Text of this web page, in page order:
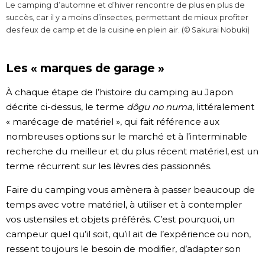
Le camping d’automne et d’hiver rencontre de plus en plus de
succès, car il y a moins d’insectes, permettant de mieux profiter
des feux de camp et de la cuisine en plein air. (© Sakurai Nobuki)
Les « marques de garage »
À chaque étape de l’histoire du camping au Japon
décrite ci-dessus, le terme dôgu no numa, littéralement
« marécage de matériel », qui fait référence aux
nombreuses options sur le marché et à l’interminable
recherche du meilleur et du plus récent matériel, est un
terme récurrent sur les lèvres des passionnés.
Faire du camping vous amènera à passer beaucoup de
temps avec votre matériel, à utiliser et à contempler
vos ustensiles et objets préférés. C’est pourquoi, un
campeur quel qu’il soit, qu’il ait de l’expérience ou non,
ressent toujours le besoin de modifier, d’adapter son